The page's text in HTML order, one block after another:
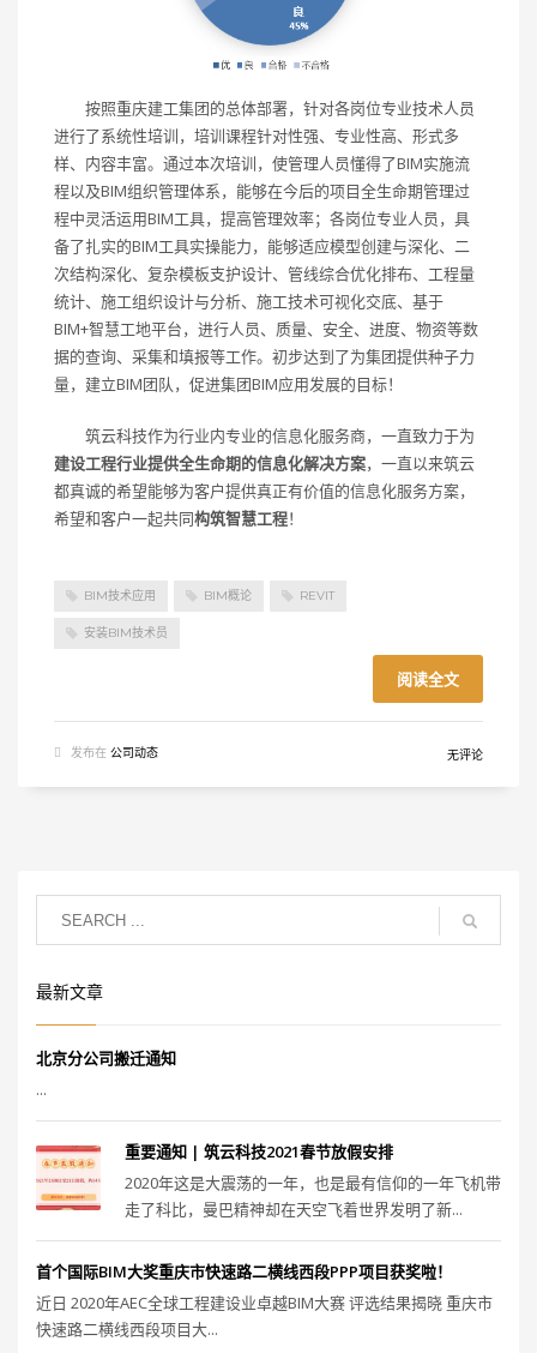
按照重庆建工集团的总体部署，针对各岗位专业技术人员
进行了系统性培训，培训课程针对性强、专业性高、形式多
样、内容丰富。通过本次培训，使管理人员懂得了BIM实施流
程以及BIM组织管理体系，能够在今后的项目全生命期管理过
程中灵活运用BIM工具，提高管理效率；各岗位专业人员，具
备了扎实的BIM工具实操能力，能够适应模型创建与深化、二
次结构深化、复杂模板支护设计、管线综合优化排布、工程量
统计、施工组织设计与分析、施工技术可视化交底、基于
BIM+智慧工地平台，进行人员、质量、安全、进度、物资等数
据的查询、采集和填报等工作。初步达到了为集团提供种子力
量，建立BIM团队，促进集团BIM应用发展的目标！
筑云科技作为行业内专业的信息化服务商，一直致力于为
建设工程行业提供全生命期的信息化解决方案，一直以来筑云
都真诚的希望能够为客户提供真正有价值的信息化服务方案，
希望和客户一起共同构筑智慧工程！
BIM技术应用 BIM概论 REVIT
安装BIM技术员
阅读全文
发布在 公司动态 无评论
最新文章
北京分公司搬迁通知
...
重要通知 | 筑云科技2021春节放假安排
2020年这是大震荡的一年，也是最有信仰的一年飞机带
走了科比，曼巴精神却在天空飞着世界发明了新...
首个国际BIM大奖重庆市快速路二横线西段PPP项目获奖啦！
近日 2020年AEC全球工程建设业卓越BIM大赛 评选结果揭晓 重庆市
快速路二横线西段项目大...